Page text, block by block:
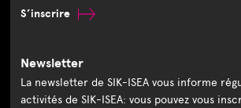
S’inscrire
Newsletter
La newsletter de SIK-ISEA vous informe
activités de SIK-ISEA: vous pouvez vous